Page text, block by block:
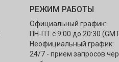
РЕЖИМ РАБОТЫ
Официальный график:
ПН-ПТ с 9:00 до 20:30
Неофициальный график:
24/7 - прием запросов